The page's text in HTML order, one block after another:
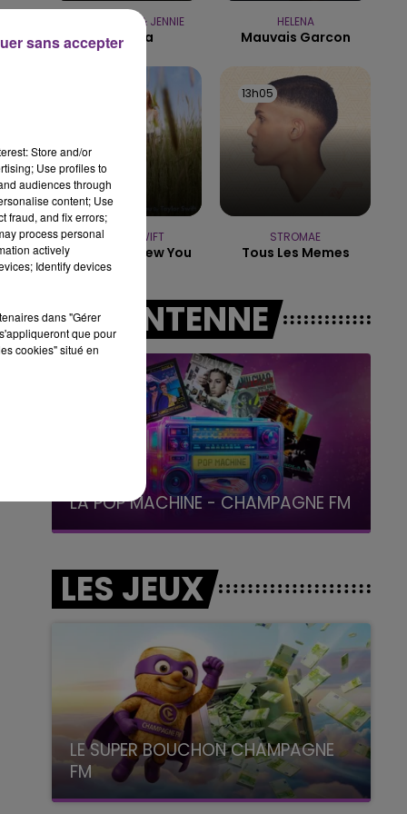
15h00 - 19h00
LE CLUB CHAMPAGNE FM
TAME IMPALA & JENNIE
Dracula
HELENA
Mauvais Garcon
TAYLOR SWIFT
I Knew It, I Knew You
13h05
13h05
STROMAE
Tous Les Memes
A L'ANTENNE
LA POP MACHINE - CHAMPAGNE FM
LES JEUX
LE SUPER BOUCHON CHAMPAGNE
FM
avec La Famille Champagne FM, à 8H10
Store and/or
Use profiles to
audiences through
content; Use
fraud, and fix errors;
process personal
actively
Identify devices
dans "Gérer
que pour
cookies" situé en
sans accepter